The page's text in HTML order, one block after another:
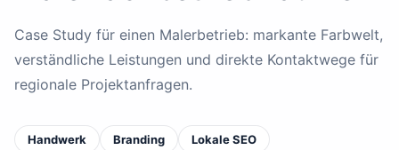
Case Study für einen Malerbetrieb: markante Farbwelt,
verständliche Leistungen und direkte Kontaktwege für
regionale Projektanfragen.
Handwerk Branding Lokale SEO